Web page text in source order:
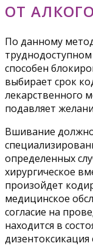
ОТ
По данному
способен
выбирает срок
лекарственного
подавляет
Вшивание
определенных
хирургическое
произойдет
медицинское
согласие на
находится в